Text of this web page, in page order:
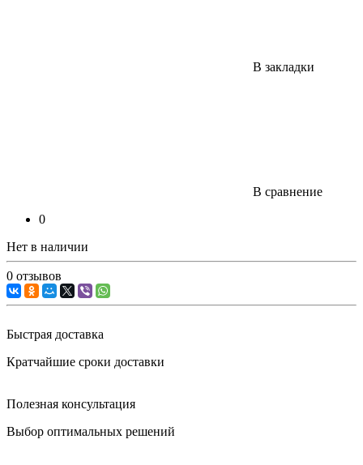
В закладки
В сравнение
0
Нет в наличии
0 отзывов
Быстрая доставка
Кратчайшие сроки доставки
Полезная консультация
Выбор оптимальных решений